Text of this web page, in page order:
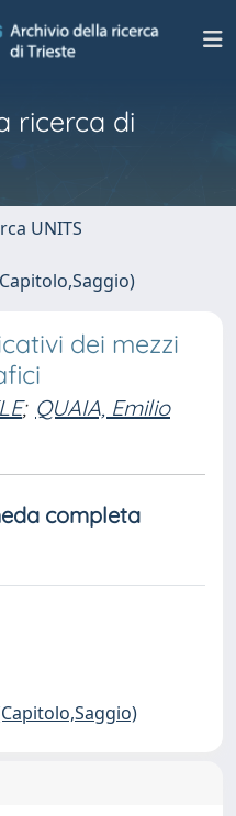
ricerca di
UNITS
dei mezzi
; QUAIA, Emilio
completa